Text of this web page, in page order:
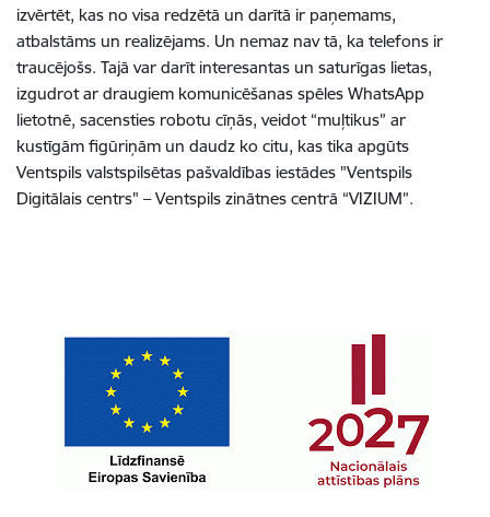
izvērtēt, kas no visa redzētā un darītā ir paņemams,
atbalstāms un realizējams. Un nemaz nav tā, ka telefons ir
traucējošs. Tajā var darīt interesantas un saturīgas lietas,
izgudrot ar draugiem komunicēšanas spēles WhatsApp
lietotnē, sacensties robotu cīņās, veidot “muļtikus” ar
kustīgām figūriņām un daudz ko citu, kas tika apgūts
Ventspils valstspilsētas pašvaldības iestādes "Ventspils
Digitālais centrs" – Ventspils zinātnes centrā “VIZIUM”.